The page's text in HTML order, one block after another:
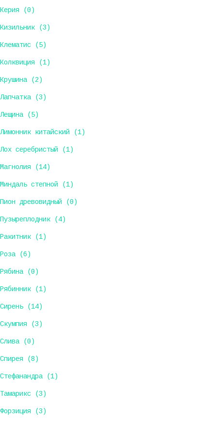
Керия (0)
Кизильник (3)
Клематис (5)
Колквиция (1)
Крушина (2)
Лапчатка (3)
Лещина (5)
Лимонник китайский (1)
Лох серебристый (1)
Магнолия (14)
Миндаль степной (1)
Пион древовидный (0)
Пузыреплодник (4)
Ракитник (1)
Роза (6)
Рябина (0)
Рябинник (1)
Сирень (14)
Скумпия (3)
Слива (0)
Спирея (8)
Стефанандра (1)
Тамарикс (3)
Форзиция (3)